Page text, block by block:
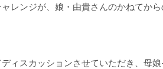
レンジが、娘・由貴さんのかねてか
ィスカッションさせていただき、母